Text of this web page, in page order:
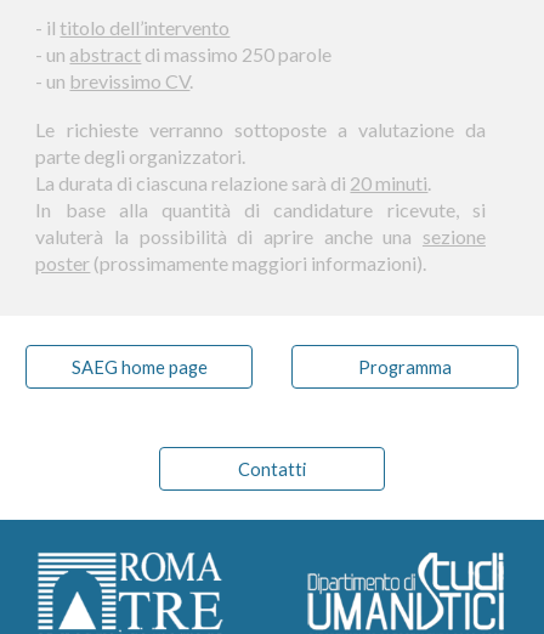
- iltitolo dell’intervento
- un abstract di massimo 250 parole
- un brevissimo CV.
Le richieste verranno sottoposte a valutazione da
parte degli organizzatori.
La durata di ciascuna relazione sarà di 20 minuti.
In base alla quantità di candidature ricevute, si
valuterà la possibilità di aprire anche una sezione
poster (prossimamente maggiori informazioni).
SAEG home page Programma
Contatti